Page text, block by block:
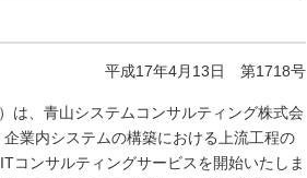
平成17年4月13日 第1718号
、青山システムコンサルティング株式会
内システムの構築における上流工程の
コンサルティングサービスを開始いたしま